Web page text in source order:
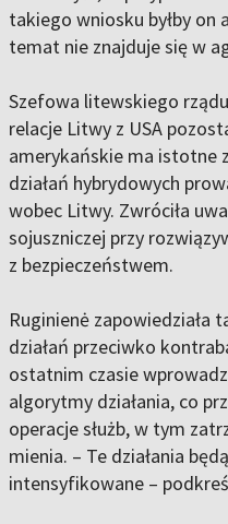
takiego wniosku byłby on
temat nie znajduje się w
Szefowa litewskiego
relacje Litwy z USA
amerykańskie ma istotne
działań hybrydowych
wobec Litwy. Zwróciła
sojuszniczej przy
z bezpieczeństwem.
Ruginienė zapowiedziała
działań przeciwko
ostatnim czasie
algorytmy działania, co
operacje służb, w tym
mienia. – Te działania
intensyfikowane –